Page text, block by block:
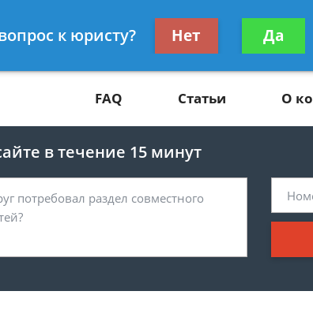
Получите
FAQ Статьи О
в течение 15 минут
к юристу? Нет Да